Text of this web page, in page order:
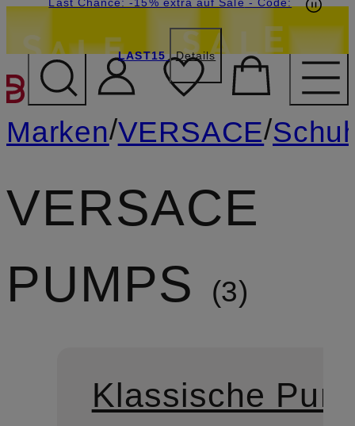
ZUM HAUPTINHALT
LAST15 Details
Marken/VERSACE/
VERSACE
PUMPS
3
Klassische